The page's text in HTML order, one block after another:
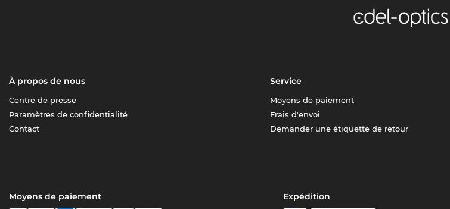
À propos de nous
Centre de presse
Paramètres de confidentialité
Contact
Service
Moyens de paiement
Frais d'envoi
Demander une étiquette de retour
Moyens de paiement Expédition